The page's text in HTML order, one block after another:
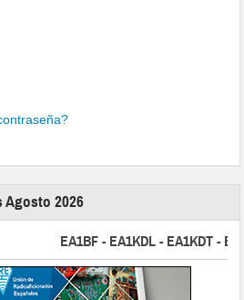
Agosto 2026
EA1BF - EA1KDL - EA1KDT -